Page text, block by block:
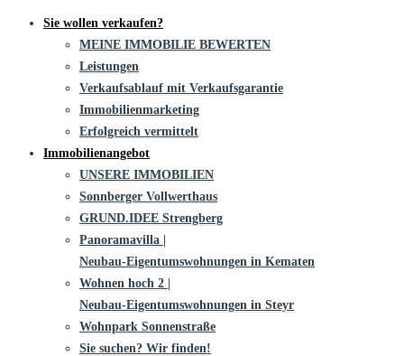
Sie wollen verkaufen?
MEINE IMMOBILIE BEWERTEN
Leistungen
Verkaufsablauf mit Verkaufsgarantie
Immobilienmarketing
Erfolgreich vermittelt
Immobilienangebot
UNSERE IMMOBILIEN
Sonnberger Vollwerthaus
GRUND.IDEE Strengberg
Panoramavilla |
Neubau-Eigentums­­wohnungen in Kematen
Wohnen hoch 2 |
Neubau-Eigentumswohnungen in Steyr
Wohnpark Sonnenstraße
Sie suchen? Wir finden!